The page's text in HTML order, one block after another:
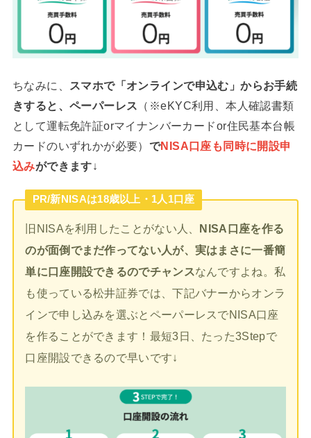
ちなみに、
スマホで「オンラインで申込む」からお手続
きすると、ペーパーレス
（※eKYC利用、本人確認書類
として運転免許証orマイナンバーカードor住民基本台帳
カードのいずれかが必要） でNISA口座も同時に開設申
込みができます↓
PR/新NISAは18歳以上・1人1口座
旧NISAを利用したことがない人、 NISA口座を作る
のが面倒でまだ作ってない人が、実はまさに一番簡
単に口座開設できるのでチャンスなんですよね。私
も使っている松井証券では、下記バナーからオンラ
インで申し込みを選ぶとペーパーレスでNISA口座
を作ることができます！最短3日、たった3Stepで
口座開設できるので早いです↓